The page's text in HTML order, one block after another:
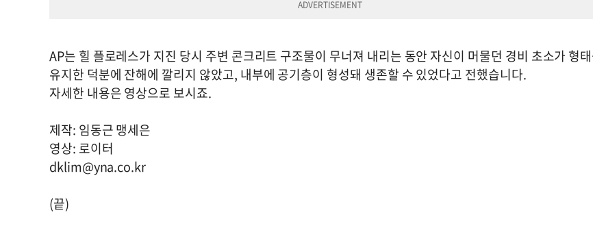
AP는 힐 플로레스가 지진 당시 주변 콘크리트 구조물이 무너져 내리는 동안 자신이 머물던 경비 초소가 형
유지한 덕분에 잔해에 깔리지 않았고, 내부에 공기층이 형성돼 생존할 수 있었다고 전했습니다.
자세한 내용은 영상으로 보시죠.
제작: 임동근 맹세은
영상: 로이터
dklim@yna.co.kr
(끝)